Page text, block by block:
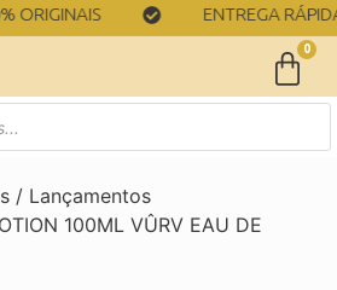
ENTREGA RÁPIDA
0
/ Lançamentos
100ML VÛRV EAU DE